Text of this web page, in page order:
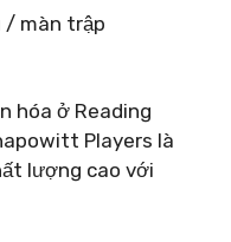
/ màn trập
hóa ở Reading
Players là
lượng cao với